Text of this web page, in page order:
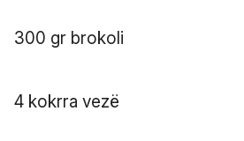
300 gr brokoli
4 kokrra vezë